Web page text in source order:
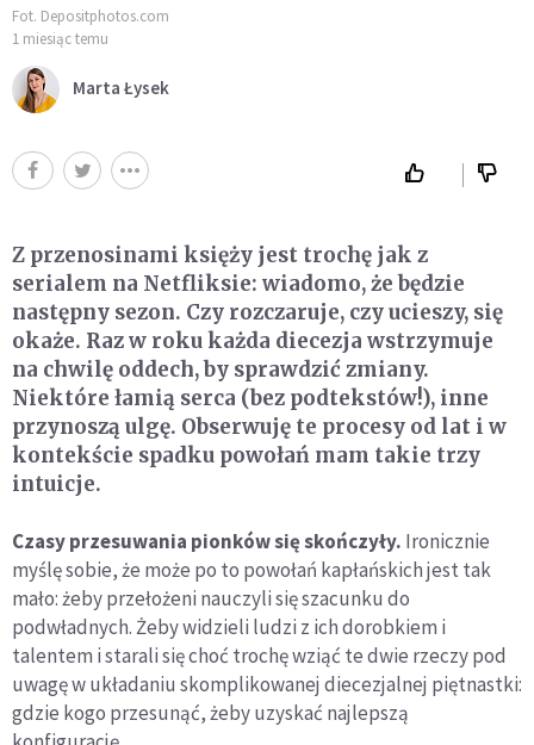
Fot. Depositphotos.com
1 miesiąc temu
Marta Łysek
Z przenosinami księży jest trochę jak z
serialem na Netfliksie: wiadomo, że będzie
następny sezon. Czy rozczaruje, czy ucieszy, się
okaże. Raz w roku każda diecezja wstrzymuje
na chwilę oddech, by sprawdzić zmiany.
Niektóre łamią serca (bez podtekstów!), inne
przynoszą ulgę. Obserwuję te procesy od lat i w
kontekście spadku powołań mam takie trzy
intuicje.
Czasy przesuwania pionków się skończyły. Ironicznie
myślę sobie, że może po to powołań kapłańskich jest tak
mało: żeby przełożeni nauczyli się szacunku do
podwładnych. Żeby widzieli ludzi z ich dorobkiem i
talentem i starali się choć trochę wziąć te dwie rzeczy pod
uwagę w układaniu skomplikowanej diecezjalnej piętnastki:
gdzie kogo przesunąć, żeby uzyskać najlepszą